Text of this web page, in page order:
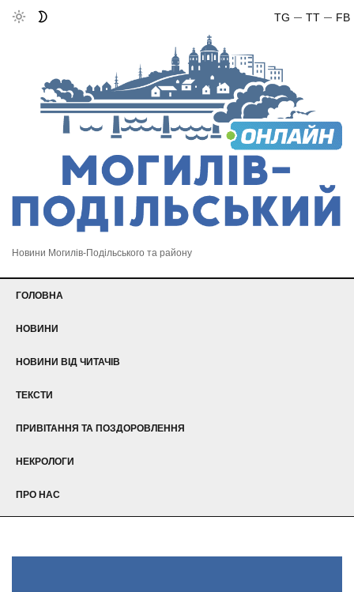
FB
TT
TG
Новини Могилів-Подільського та району
ГОЛОВНА
НОВИНИ
НОВИНИ ВІД ЧИТАЧІВ
ТЕКСТИ
ПРИВІТАННЯ ТА ПОЗДОРОВЛЕННЯ
НЕКРОЛОГИ
ПРО НАС